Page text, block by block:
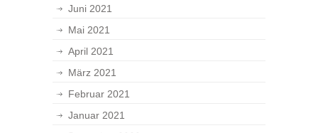
Juni 2021
Mai 2021
April 2021
März 2021
Februar 2021
Januar 2021